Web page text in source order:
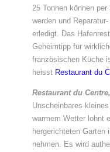
25 Tonnen können
werden und
erledigt. Das
Geheimtipp für
französischen Küche
heisst Restaurant du
Restaurant du
Unscheinbares
warmem Wetter lohnt
hergerichteten Garten
nehmen. Es wird